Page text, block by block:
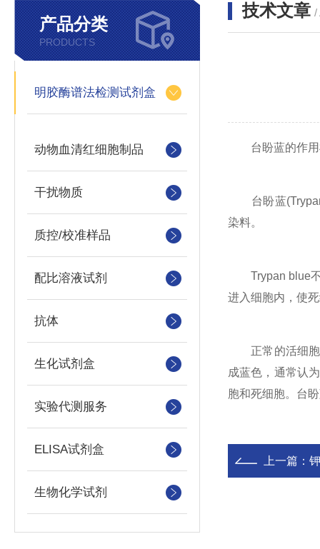
产品分类
PRODUCTS
明胶酶谱法检测试剂盒
动物血清红细胞制品
干扰物质
质控/校准样品
配比溶液试剂
抗体
生化试剂盒
实验代测服务
ELISA试剂盒
生物化学试剂
技术文章 /
台盼蓝的作用
台盼蓝(Trypan
染料。
Trypan blue不
进入细胞内，使
正常的活细胞
成蓝色，通常认
胞和死细胞。台
上一篇：